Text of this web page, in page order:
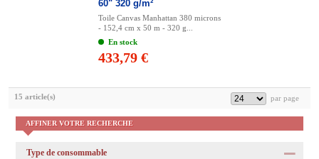
AFFINER VOTRE RECHERCHE
Type de consommable
60" 320 g/m²
Toile Canvas Manhattan 380 microns
- 152,4 cm x 50 m - 320 g...
En stock
433,79 €
15 article(s)